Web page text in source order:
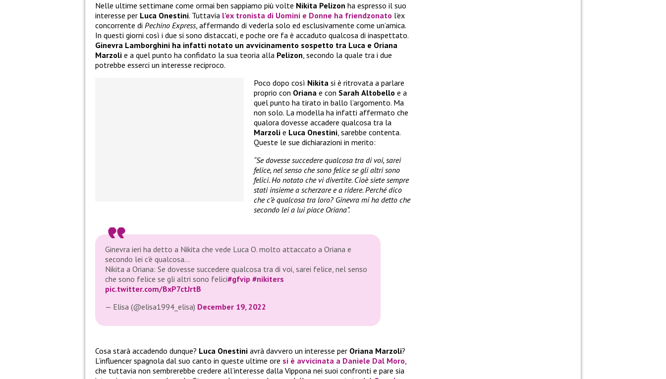
Nelle ultime settimane come ormai ben sappiamo più volte Nikita Pelizon ha espresso il suo
interesse per Luca Onestini. Tuttavia l’ex tronista di Uomini e Donne ha friendzonato l’ex
concorrente di Pechino Express, affermando di vederla solo ed esclusivamente come un’amica.
In questi giorni così i due si sono distaccati, e poche ore fa è accaduto qualcosa di inaspettato.
Ginevra Lamborghini ha infatti notato un avvicinamento sospetto tra Luca e Oriana
Marzoli e a quel punto ha confidato la sua teoria alla Pelizon, secondo la quale tra i due
potrebbe esserci un interesse reciproco.
Poco dopo così Nikita si è ritrovata a parlare
proprio con Oriana e con Sarah Altobello e a
quel punto ha tirato in ballo l’argomento. Ma
non solo. La modella ha infatti affermato che
qualora dovesse accadere qualcosa tra la
Marzoli e Luca Onestini, sarebbe contenta.
Queste le sue dichiarazioni in merito:
“Se dovesse succedere qualcosa tra di voi, sarei
felice, nel senso che sono felice se gli altri sono
felici. Ho notato che vi divertite. Cioè siete sempre
stati insieme a scherzare e a ridere. Perché dico
che c’è qualcosa tra loro? Ginevra mi ha detto che
secondo lei a lui piace Oriana”.
Ginevra ieri ha detto a Nikita che vede Luca O. molto attaccato a Oriana e
secondo lei c’è qualcosa…
Nikita a Oriana: Se dovesse succedere qualcosa tra di voi, sarei felice, nel senso
che sono felice se gli altri sono felici#gfvip #nikiters
pic.twitter.com/BxP7ctJrtB
— Elisa (@elisa1994_elisa) December 19, 2022
Cosa starà accadendo dunque? Luca Onestini avrà davvero un interesse per Oriana Marzoli?
L’influencer spagnola dal suo canto in queste ultime ore si è avvicinata a Daniele Dal Moro,
che tuttavia non sembrerebbe credere all’interesse dalla Vippona nei suoi confronti e pare sia